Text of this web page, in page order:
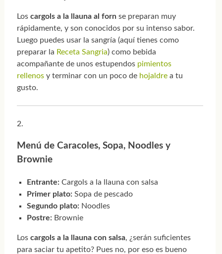
Los cargols a la llauna al fornse preparan muy
rápidamente, y son conocidos por su intenso sabor.
Luego puedes usar la sangría (aquí tienes como
preparar la Receta Sangria) como bebida
acompañante de unos estupendos pimientos
rellenosy terminar con un poco de hojaldrea tu
gusto.
Menú de Caracoles, Sopa, Noodles y
Brownie
Entrante: Cargols a la llauna con salsa
Primer plato: Sopa de pescado
Segundo plato: Noodles
Postre: Brownie
Los cargols a la llauna con salsa, ¿serán suficientes
para saciar tu apetito? Pues no, por eso es bueno